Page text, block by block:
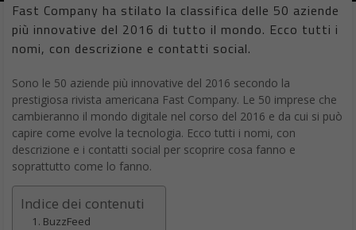
Fast Company ha stilato la classifica delle 50 aziende
più innovative del 2016 di tutto il mondo. Ecco tutti i
nomi, con descrizione e contatti social.
Sono le 50 aziende più innovative del 2016 secondo la
prestigiosa rivista americana Fast Company. Le 50 imprese che
cambieranno il mondo digitale nel corso del 2016 e da cui si può
capire come evolve la tecnologia. Ecco tutti i nomi, con
descrizione e i contatti social per scoprire cosa fanno e
soprattutto come lo fanno.
Indice dei contenuti
1. BuzzFeed